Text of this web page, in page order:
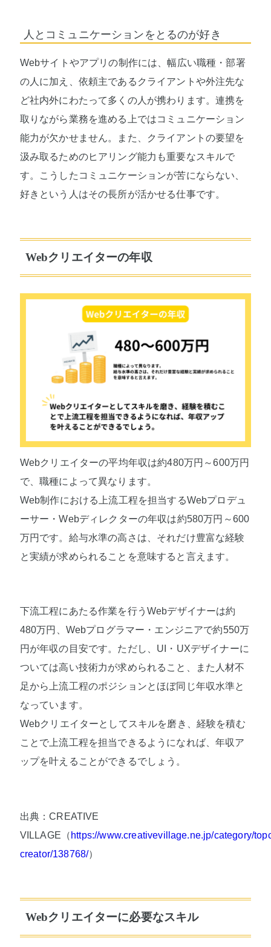
人とコミュニケーションをとるのが好き
Webサイトやアプリの制作には、幅広い職種・部署
の人に加え、依頼主であるクライアントや外注先な
ど社内外にわたって多くの人が携わります。連携を
取りながら業務を進める上ではコミュニケーション
能力が欠かせません。また、クライアントの要望を
汲み取るためのヒアリング能力も重要なスキルで
す。こうしたコミュニケーションが苦にならない、
好きという人はその長所が活かせる仕事です。
Webクリエイターの年収
Webクリエイターの平均年収は約480万円～600万円
で、職種によって異なります。
Web制作における上流工程を担当するWebプロデュ
ーサー・Webディレクターの年収は約580万円～600
万円です。給与水準の高さは、それだけ豊富な経験
と実績が求められることを意味すると言えます。
下流工程にあたる作業を行うWebデザイナーは約
480万円、Webプログラマー・エンジニアで約550万
円が年収の目安です。ただし、UI・UXデザイナーに
ついては高い技術力が求められること、また人材不
足から上流工程のポジションとほぼ同じ年収水準と
なっています。
Webクリエイターとしてスキルを磨き、経験を積む
ことで上流工程を担当できるようになれば、年収ア
ップを叶えることができるでしょう。
出典：CREATIVE
VILLAGE（ https://www.creativevillage.ne.jp/category/
creator/138768/）
Webクリエイターに必要なスキル